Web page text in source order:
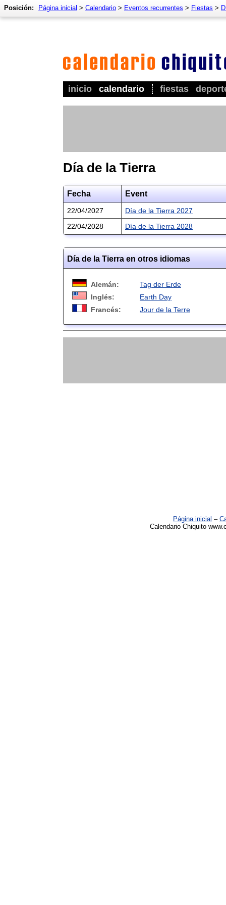
inicio calendario fiestas
Posición: Página inicial > Calendario > Eventos recurrentes > Fiestas >
Día de la Tierra
Fecha Event
22/04/2027
Día de la Tierra 2027
22/04/2028
Día de la Tierra 2028
Día de la Tierra en otros idiomas
Alemán:
Tag der Erde
Inglés:
Earth Day
Francés:
Jour de la Terre
Página inicial –
Calendario Chiquito